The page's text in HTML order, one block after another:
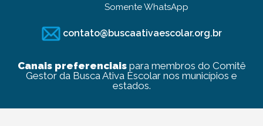
Somente WhatsApp
contato@buscaativaescolar.org.br
Canais preferenciaispara membros do Comitê
Gestor da Busca Ativa Escolar nos municípios e
estados.